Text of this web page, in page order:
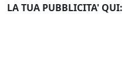
LA TUA PUBBLICITA' QUI: